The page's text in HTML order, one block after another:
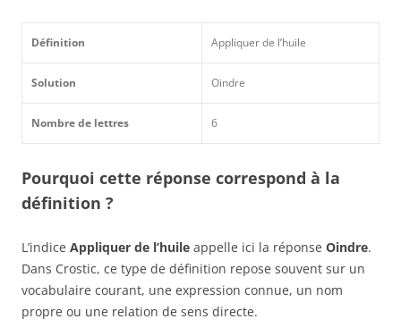
Définition Appliquer de l’huile
Solution Oindre
Nombre de lettres 6
Pourquoi cette réponse correspond à la
définition ?
L’indice Appliquer de l’huile appelle ici la réponse Oindre.
Dans Crostic, ce type de définition repose souvent sur un
vocabulaire courant, une expression connue, un nom
propre ou une relation de sens directe.